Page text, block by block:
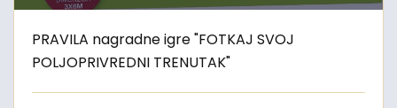
PRAVILA nagradne igre "FOTKAJ SVOJ
POLJOPRIVREDNI TRENUTAK"